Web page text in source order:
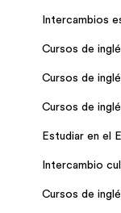
Intercambios
Cursos de
Cursos de
Cursos de
Estudiar en el
Intercambio
Cursos de